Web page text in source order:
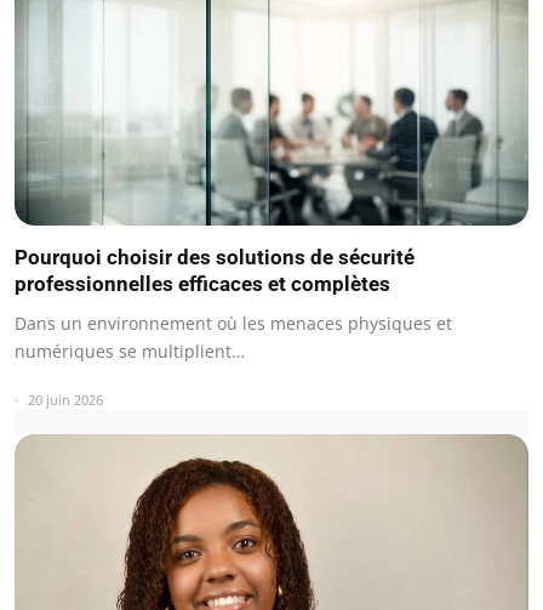
Pourquoi choisir des solutions de sécurité
professionnelles efficaces et complètes
Dans un environnement où les menaces physiques et
numériques se multiplient…
20 juin 2026